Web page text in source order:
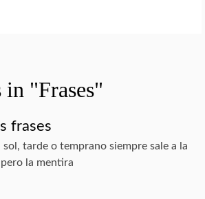
in "Frases"
frases
sol, tarde o temprano siempre sale a la
pero la mentira